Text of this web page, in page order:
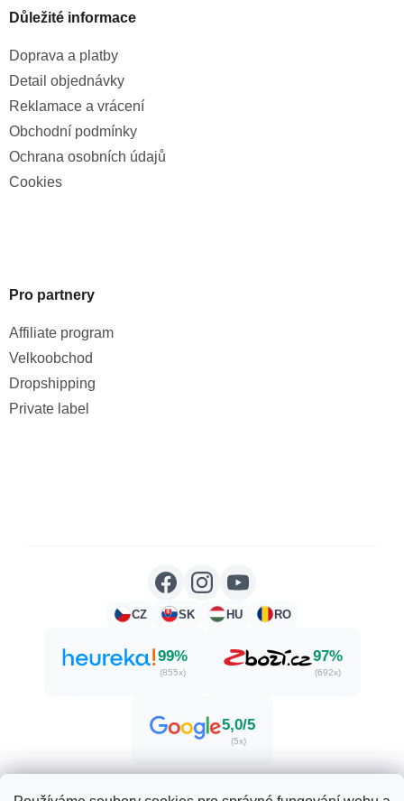
Důležité informace
Doprava a platby
Detail objednávky
Reklamace a vrácení
Obchodní podmínky
Ochrana osobních údajů
Cookies
Pro partnery
Affiliate program
Velkoobchod
Dropshipping
Private label
CZ SK HU RO
99%
(855x)
97%
(692x)
5,0/5
(5x)